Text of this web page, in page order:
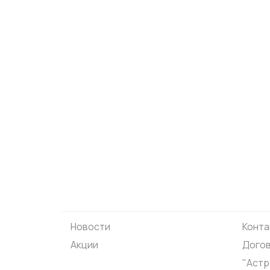
Новости
Акции